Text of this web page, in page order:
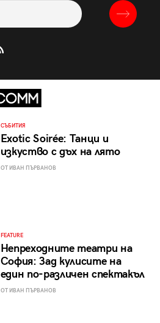
СЪБИТИЯ
Exotic Soirée: Танци и
изкуство с дъх на лято
ОТ ИВАН ПЪРВАНОВ
FEATURE
Непреходните театри на
София: Зад кулисите на
един по-различен спектакъл
ОТ ИВАН ПЪРВАНОВ